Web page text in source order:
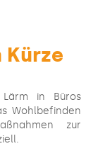
Kürze
Lärm in Büros
Wohlbefinden
zur